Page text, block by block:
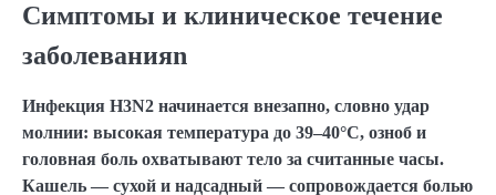
Симптомы и клиническое течение
заболеванияn
Инфекция H3N2 начинается внезапно, словно удар
молнии: высокая температура до 39–40°C, озноб и
головная боль охватывают тело за считанные часы.
Кашель — сухой и надсадный — сопровождается болью